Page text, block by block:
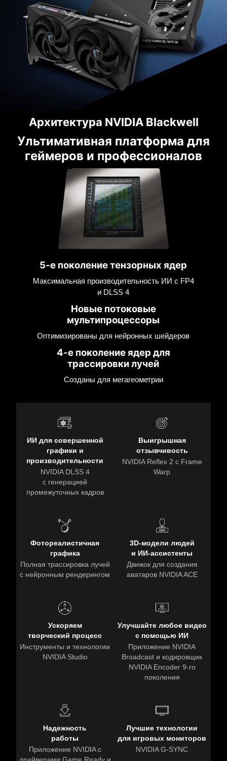
Архитектура NVIDIA Blackwell
Ультимативная платформа для
геймеров и профессионалов
5-е поколение тензорных ядер
Максимальная производительность ИИ с FP4
и DLSS 4
Новые потоковые
мультипроцессоры
Оптимизированы для нейронных шейдеров
4-е поколение ядер для
трассировки лучей
Созданы для мегагеометрии
ИИ для совершенной
графики и
производительности
NVIDIA DLSS 4
с генерацией
промежуточных кадров
Выигрышная
отзывчивость
NVIDIA Reflex 2 с Frame
Warp
Фотореалистичная
графика
Полная трассировка лучей
с нейронным рендерингом
3D-модели людей
и ИИ-ассистенты
Движок для создания
аватаров NVIDIA ACE
Ускоряем
творческий процесс
Инструменты и технологии
NVIDIA Studio
Улучшайте любое видео
с помощью ИИ
Приложение NVIDIA
Broadcast и кодировщик
NVIDIA Encoder 9-го
поколения
Надежность
работы
Приложение NVIDIA с
Лучшие технологии
для игровых мониторов
NVIDIA G-SYNC